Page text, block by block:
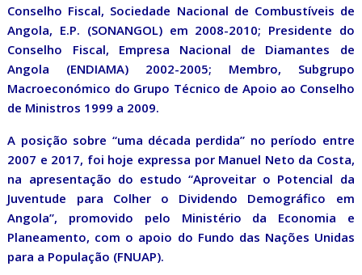
Conselho Fiscal, Sociedade Nacional de Combustíveis de
Angola, E.P. (SONANGOL) em 2008-2010; Presidente do
Conselho Fiscal, Empresa Nacional de Diamantes de
Angola (ENDIAMA) 2002-2005; Membro, Subgrupo
Macroeconómico do Grupo Técnico de Apoio ao Conselho
de Ministros 1999 a 2009.
A posição sobre “uma década perdida” no período entre
2007 e 2017, foi hoje expressa por Manuel Neto da Costa,
na apresentação do estudo “Aproveitar o Potencial da
Juventude para Colher o Dividendo Demográfico em
Angola”, promovido pelo Ministério da Economia e
Planeamento, com o apoio do Fundo das Nações Unidas
para a População (FNUAP).